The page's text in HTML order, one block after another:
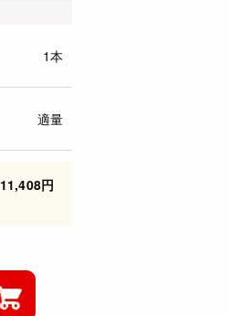
1本
適量
11,408円